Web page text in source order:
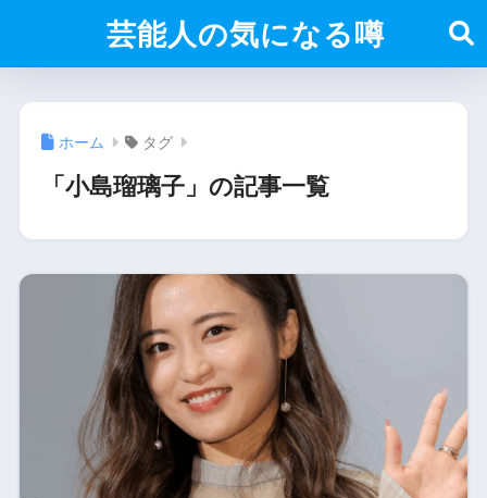
芸能人の気になる噂
ホーム タグ
「小島瑠璃子」の記事一覧